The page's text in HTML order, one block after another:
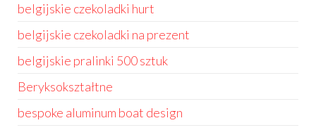
belgijskie czekoladki hurt
belgijskie czekoladki na prezent
belgijskie pralinki 500 sztuk
Beryksokształtne
bespoke aluminum boat design